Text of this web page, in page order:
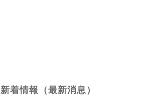
新着情報（最新消息）